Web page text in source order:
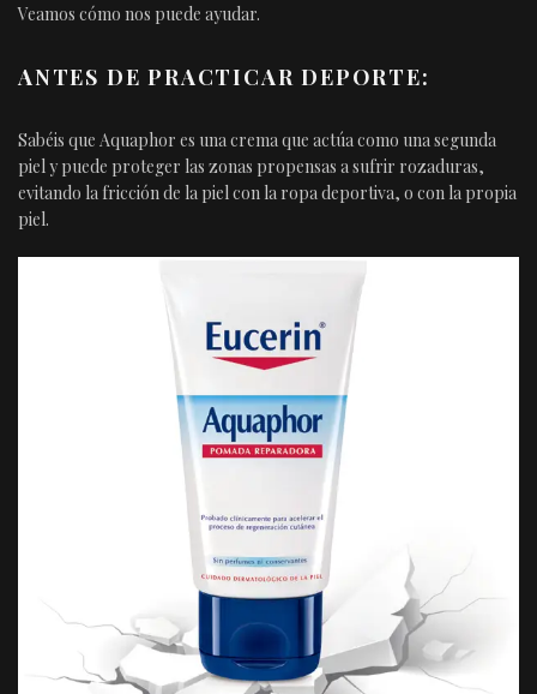
Veamos cómo nos puede ayudar.
ANTES DE PRACTICAR DEPORTE:
Sabéis que Aquaphor es una crema que actúa como una segunda
piel y puede proteger las zonas propensas a sufrir rozaduras,
evitando la fricción de la piel con la ropa deportiva, o con la propia
piel.